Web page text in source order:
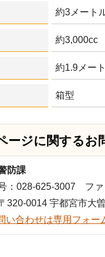
約3メート
約3,000cc
約1.9メー
箱型
ージに関するお
防課
：028-625-3007 ファ
320-0014 宇都宮市大
い合わせは専用フォー